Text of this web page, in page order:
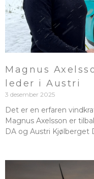
Magnus
leder i Austri
3 desember 2025
Det er en erfaren
Magnus Axelsson er
DA og Austri Kjølberget